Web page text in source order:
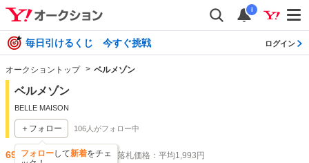
i
毎日引けるくじ 今すぐ挑戦 ログイン
オークショントップ ベルメゾン
ベルメゾン
BELLE MAISON
＋フォロー
フォローして新着をチェ
106 人がフォロー中
693件出品されています 落札価格：平均1,993円